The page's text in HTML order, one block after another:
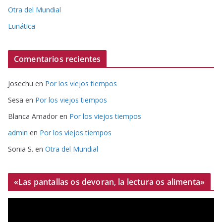
Otra del Mundial
Lunática
Comentarios recientes
Josechu en Por los viejos tiempos
Sesa en Por los viejos tiempos
Blanca Amador en Por los viejos tiempos
admin en Por los viejos tiempos
Sonia S. en Otra del Mundial
«Las pantallas os devoran, la lectura os alimenta»